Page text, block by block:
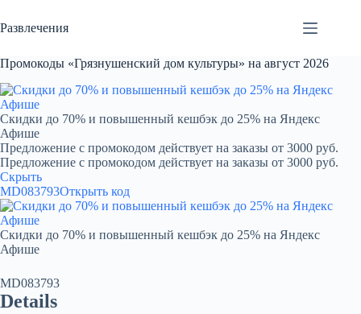
к
сути
Развлечения
Промокоды «Грязнушенский дом культуры» на август 2026
Скидки до 70% и повышенный кешбэк до 25% на Яндекс
Афише
Предложение с промокодом действует на заказы от 3000 руб.
Предложение с промокодом действует на заказы от 3000 руб.
Скрыть
MD083793Открыть код
Скидки до 70% и повышенный кешбэк до 25% на Яндекс
Афише
MD083793
Details